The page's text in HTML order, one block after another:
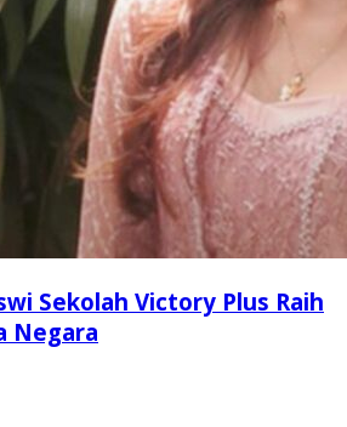
Sekolah Victory Plus Raih
Negara